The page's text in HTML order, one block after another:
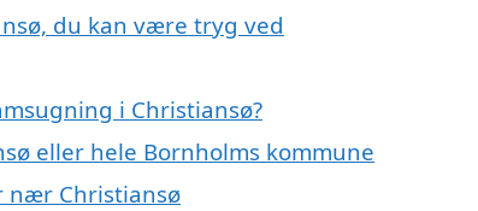
du kan være tryg ved
i Christiansø?
eller hele Bornholms kommune
nær Christiansø